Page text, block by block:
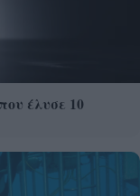
έλυσε 10